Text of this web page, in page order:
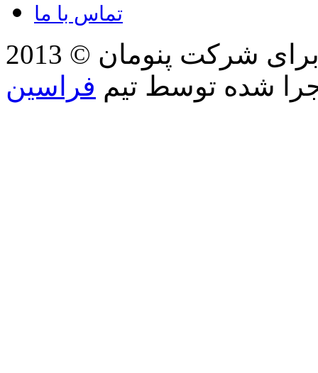
تماس با ما
2013 © کلیه حقوق مطالب، تصاویر برای شرکت پنومان
شده توسط تیم فراسین